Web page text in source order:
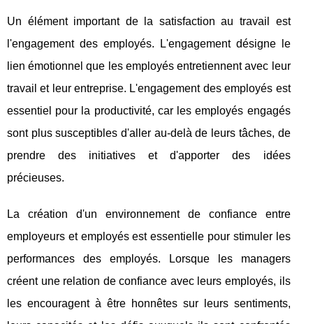
Un élément important de la satisfaction au travail est
l'engagement des employés. L'engagement désigne le
lien émotionnel que les employés entretiennent avec leur
travail et leur entreprise. L'engagement des employés est
essentiel pour la productivité, car les employés engagés
sont plus susceptibles d'aller au-delà de leurs tâches, de
prendre des initiatives et d'apporter des idées
précieuses.
La création d'un environnement de confiance entre
employeurs et employés est essentielle pour stimuler les
performances des employés. Lorsque les managers
créent une relation de confiance avec leurs employés, ils
les encouragent à être honnêtes sur leurs sentiments,